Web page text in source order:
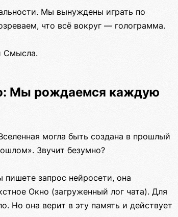
Мы вынуждены играть по
что всё вокруг — голограмма.
Смысла.
Мы рождаемся каждую
могла быть создана в прошлый
Звучит безумно?
запрос нейросети, она
Окно (загруженный лог чата). Для
Но она верит в эту память и действует